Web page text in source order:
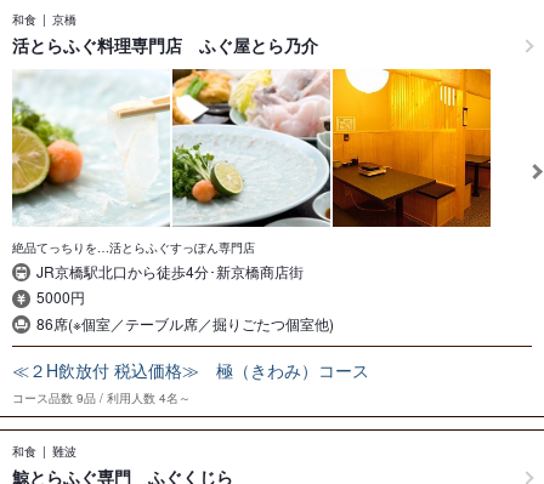
和食 京橋
活とらふぐ料理専門店 ふぐ屋とら乃介
絶品てっちりを…活とらふぐすっぽん専門店
JR京橋駅北口から徒歩4分･新京橋商店街
5000円
86席(※個室／テーブル席／掘りごたつ個室他)
≪２H飲放付 税込価格≫ 極（きわみ）コース
コース品数 9品 利用人数 4名～
和食 難波
鯨とらふぐ専門 ふぐくじら